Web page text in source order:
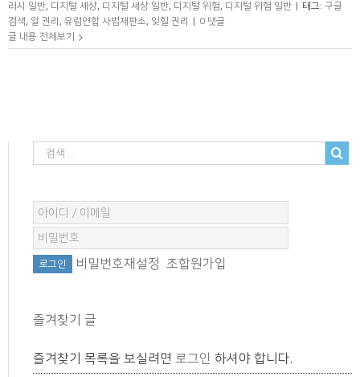
러시 일반, 디지털 세상, 디지털 세상 일반, 디지털 위험, 디지털 위험 일반 | 태그: 구글
검색, 알 권리 , 유럽연합 사법재판소, 잊힐 권리 | 0 댓글
글 내용 전체보기
비밀번호재설정 조합원가입
즐겨찾기 글
즐겨찾기 목록을 보실려면 로그인 하셔야 합니다.